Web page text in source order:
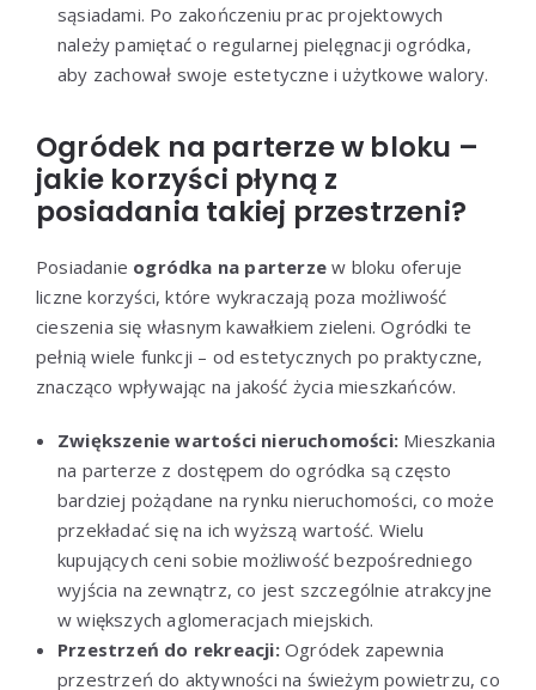
sąsiadami. Po zakończeniu prac projektowych
należy pamiętać o regularnej pielęgnacji ogródka,
aby zachował swoje estetyczne i użytkowe walory.
Ogródek na parterze w bloku –
jakie korzyści płyną z
posiadania takiej przestrzeni?
Posiadanie ogródka na parterze w bloku oferuje
liczne korzyści, które wykraczają poza możliwość
cieszenia się własnym kawałkiem zieleni. Ogródki te
pełnią wiele funkcji – od estetycznych po praktyczne,
znacząco wpływając na jakość życia mieszkańców.
Zwiększenie wartości nieruchomości: Mieszkania
na parterze z dostępem do ogródka są często
bardziej pożądane na rynku nieruchomości, co może
przekładać się na ich wyższą wartość. Wielu
kupujących ceni sobie możliwość bezpośredniego
wyjścia na zewnątrz, co jest szczególnie atrakcyjne
w większych aglomeracjach miejskich.
Przestrzeń do rekreacji:Ogródek zapewnia
przestrzeń do aktywności na świeżym powietrzu, co